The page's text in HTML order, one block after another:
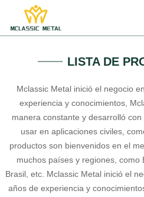
LISTA DE
Mclassic Metal inició el negocio
experiencia y conocimientos,
manera constante y desarrolló
usar en aplicaciones civiles,
productos son bienvenidos en el
muchos países y regiones, como
Brasil, etc. Mclassic Metal inició el
años de experiencia y